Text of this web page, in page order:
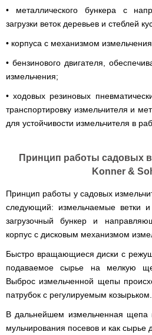
• металлического бункера с
загрузки веток деревьев и стеблей
• корпуса с механизмом
• бензинового двигателя,
измельчения;
• ходовых резиновых
транспортировку измельчителя и
для устойчивости измельчителя в
Принцип работы садовых
Konner &
Принцип работы у садовых
следующий: измельчаемые ветки и
загрузочный бункер и
корпус с дисковым механизмом
Быстро вращающиеся диски с
подаваемое сырье на мелкую
Выброс измельченной щепы
патрубок с регулируемым козырьком.
В дальнейшем измельченная щепа
мульчирования посевов и как сырье
EWT
Clima
Slim
Горизонтальный
цилиндрический
водонагреватель
мокрым
ТЭНом
уменьшенным
Бойлеры
Slim
V
Вертикальный
цилиндрический
водонагреватель
мокрым
ТЭНом
и
уменьшенным
диаметром
Бойлеры
EWT
Clima
трактора,
минитрактора,